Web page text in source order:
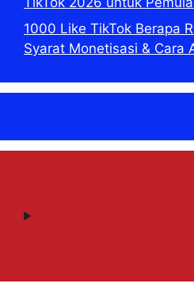
1000 Like TikTok Berapa
Syarat Monetisasi & Cara